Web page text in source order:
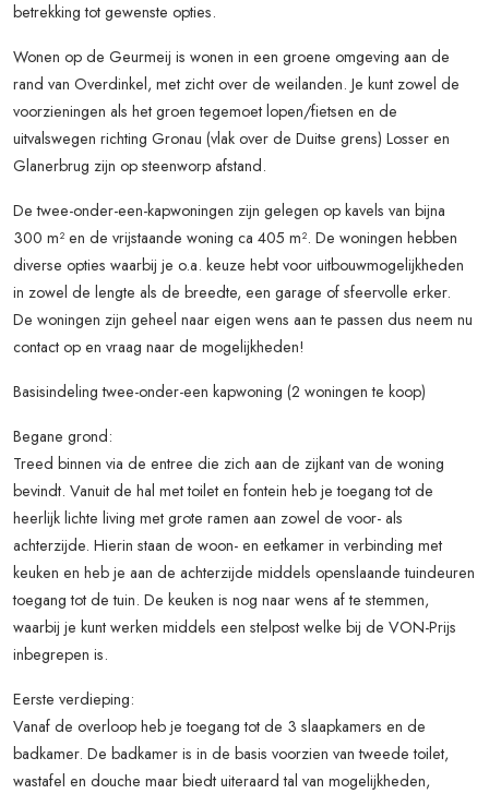
betrekking tot gewenste opties.
Wonen op de Geurmeij is wonen in een groene omgeving aan de
rand van Overdinkel, met zicht over de weilanden. Je kunt zowel de
voorzieningen als het groen tegemoet lopen/fietsen en de
uitvalswegen richting Gronau (vlak over de Duitse grens) Losser en
Glanerbrug zijn op steenworp afstand.
De twee-onder-een-kapwoningen zijn gelegen op kavels van bijna
300 m² en de vrijstaande woning ca 405 m². De woningen hebben
diverse opties waarbij je o.a. keuze hebt voor uitbouwmogelijkheden
in zowel de lengte als de breedte, een garage of sfeervolle erker.
De woningen zijn geheel naar eigen wens aan te passen dus neem nu
contact op en vraag naar de mogelijkheden!
Basisindeling twee-onder-een kapwoning (2 woningen te koop)
Begane grond:
Treed binnen via de entree die zich aan de zijkant van de woning
bevindt. Vanuit de hal met toilet en fontein heb je toegang tot de
heerlijk lichte living met grote ramen aan zowel de voor- als
achterzijde. Hierin staan de woon- en eetkamer in verbinding met
keuken en heb je aan de achterzijde middels openslaande tuindeuren
toegang tot de tuin. De keuken is nog naar wens af te stemmen,
waarbij je kunt werken middels een stelpost welke bij de VON-Prijs
inbegrepen is.
Eerste verdieping:
Vanaf de overloop heb je toegang tot de 3 slaapkamers en de
badkamer. De badkamer is in de basis voorzien van tweede toilet,
wastafel en douche maar biedt uiteraard tal van mogelijkheden,